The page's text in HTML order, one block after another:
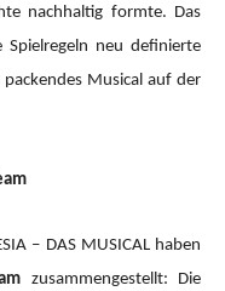
nachhaltig formte. Das
Spielregeln neu definierte
Musical auf der
– DAS MUSICAL haben
zusammengestellt: Die